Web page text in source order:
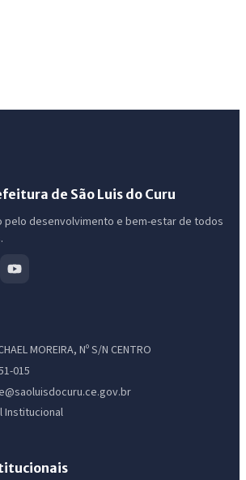
de São Luis do Curu
pelo desenvolvimento e bem-estar de todos
MOREIRA, Nº S/N CENTRO
015
Institucional